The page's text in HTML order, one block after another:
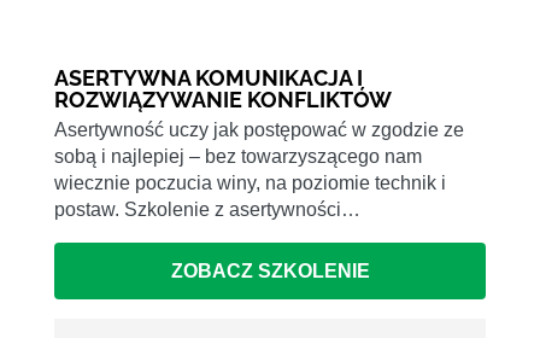
ASERTYWNA KOMUNIKACJA I
ROZWIĄZYWANIE KONFLIKTÓW
Asertywność uczy jak postępować w zgodzie ze
sobą i najlepiej – bez towarzyszącego nam
wiecznie poczucia winy, na poziomie technik i
postaw. Szkolenie z asertywności…
ZOBACZ SZKOLENIE